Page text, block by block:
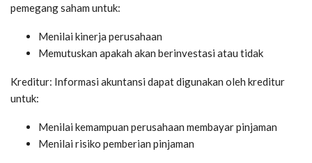
pemegang saham untuk:
Menilai kinerja perusahaan
Memutuskan apakah akan berinvestasi atau tidak
Kreditur: Informasi akuntansi dapat digunakan oleh kreditur
untuk:
Menilai kemampuan perusahaan membayar pinjaman
Menilai risiko pemberian pinjaman